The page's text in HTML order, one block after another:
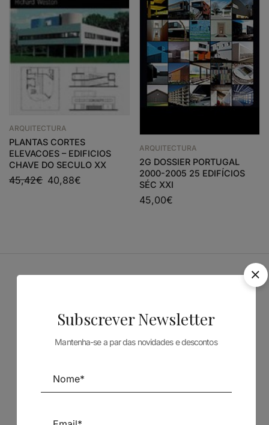
ARQUITECTURA
PLANTAS CORTES
ELEVACOES – EDIFICIOS
CHAVE DO SECULO XX
45,42€ 40,88€
ARQUITECTURA
2G DOSSIER PORTUGAL
2000-2005 25 EDIFÍCIOS
SÉC XXI
45,00€
Siga-nos nas Redes Sociais
Subscrever Newsletter
Mantenha-se a par das novidades e descontos